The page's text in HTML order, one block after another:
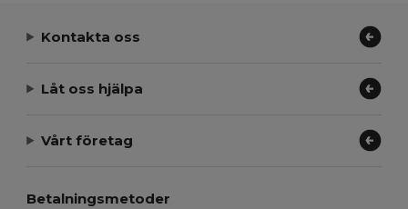
Kontakta oss
Låt oss hjälpa
Vårt företag
Betalningsmetoder